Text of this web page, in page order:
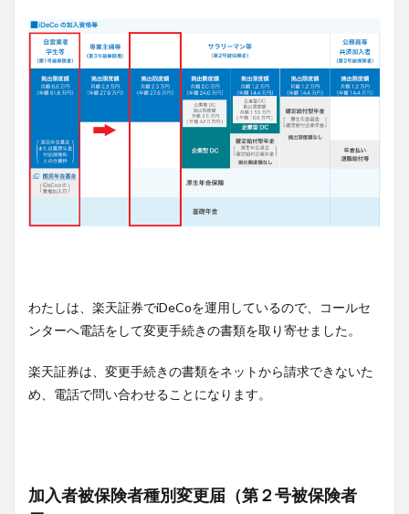
わたしは、楽天証券でiDeCoを運用しているので、コールセ
ンターへ電話をして変更手続きの書類を取り寄せました。
楽天証券は、変更手続きの書類をネットから請求できないた
め、電話で問い合わせることになります。
加入者被保険者種別変更届（第２号被保険者